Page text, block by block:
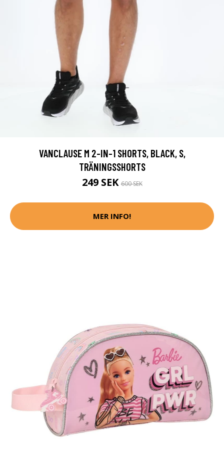
VANCLAUSE M 2-IN-1 SHORTS, BLACK, S,
TRÄNINGSSHORTS
249 SEK600 SEK
MER INFO!